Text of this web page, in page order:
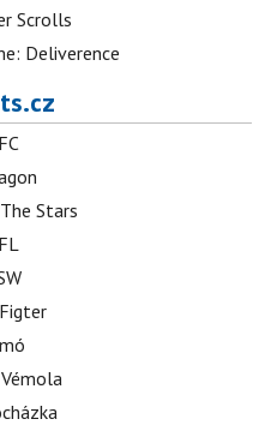
Scrolls
Deliverence
Stars